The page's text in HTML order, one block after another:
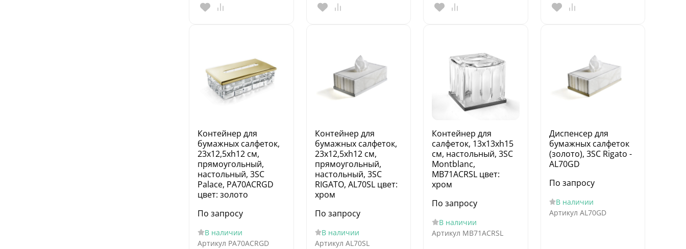
Контейнер для
бумажных салфеток,
23х12,5хh12 см,
прямоугольный,
настольный, 3SC
Palace, PA70ACRGD
цвет: золото
По запросу
В наличии
Артикул PA70ACRGD
Контейнер для
бумажных салфеток,
23х12,5хh12 см,
прямоугольный,
настольный, 3SC
RIGATO, AL70SL цвет:
хром
По запросу
В наличии
Артикул AL70SL
Контейнер для
салфеток, 13х13хh15
см, настольный, 3SC
Montblanc,
MB71ACRSL цвет:
хром
По запросу
В наличии
Артикул MB71ACRSL
Диспенсер для
бумажных салфеток
(золото), 3SC Rigato -
AL70GD
По запросу
В наличии
Артикул AL70GD